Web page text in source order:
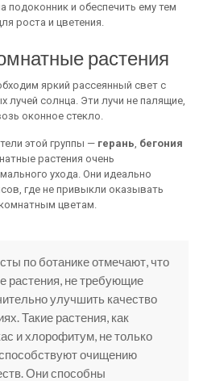
подоконник и обеспечить ему тем
роста и цветения.
растения
яркий рассеянный свет с
солнца. Эти лучи не палящие,
оконное стекло.
этой группы — герань, бегония
растения очень
ухода. Они идеально
где не привыкли оказывать
цветам.
по ботанике отмечают, что
растения, не требующие
улучшить качество
Такие растения, как
и хлорофитум, не только
очищению
Они способны